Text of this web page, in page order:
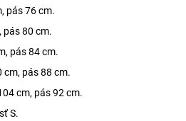
pás 76 cm.
pás 80 cm.
pás 84 cm.
cm, pás 88 cm.
cm, pás 92 cm.
S.